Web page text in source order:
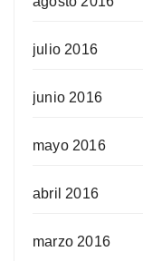
julio 2016
junio 2016
mayo 2016
abril 2016
marzo 2016